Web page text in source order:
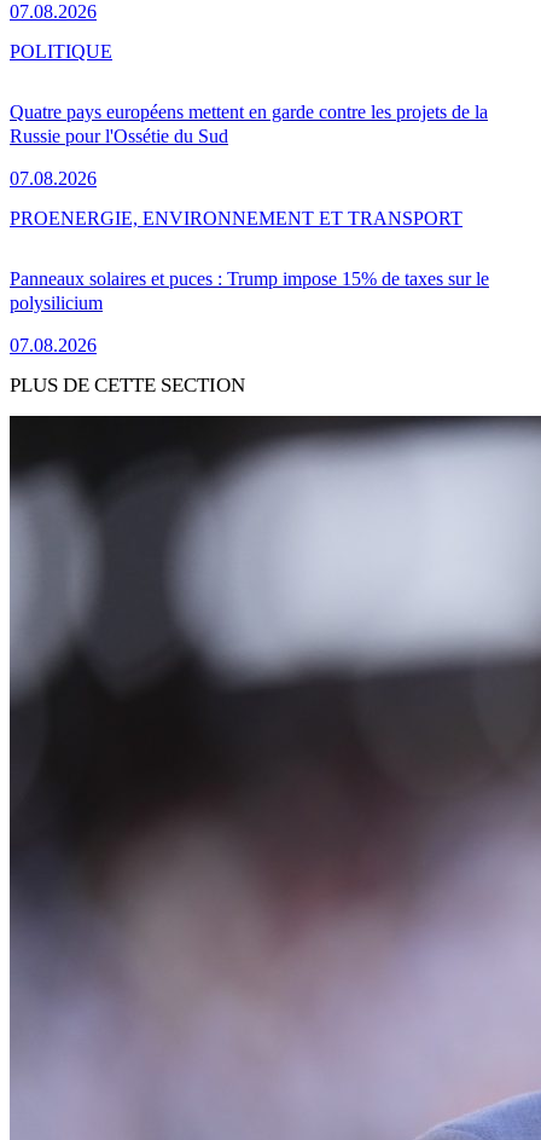
07.08.2026
Quatre pays européens mettent en garde contre les projets de la
Russie pour l'Ossétie du Sud
07.08.2026
POLITIQUE
Panneaux solaires et puces : Trump impose 15% de taxes sur le
polysilicium
07.08.2026
PROENERGIE, ENVIRONNEMENT ET TRANSPORT
PLUS DE CETTE SECTION